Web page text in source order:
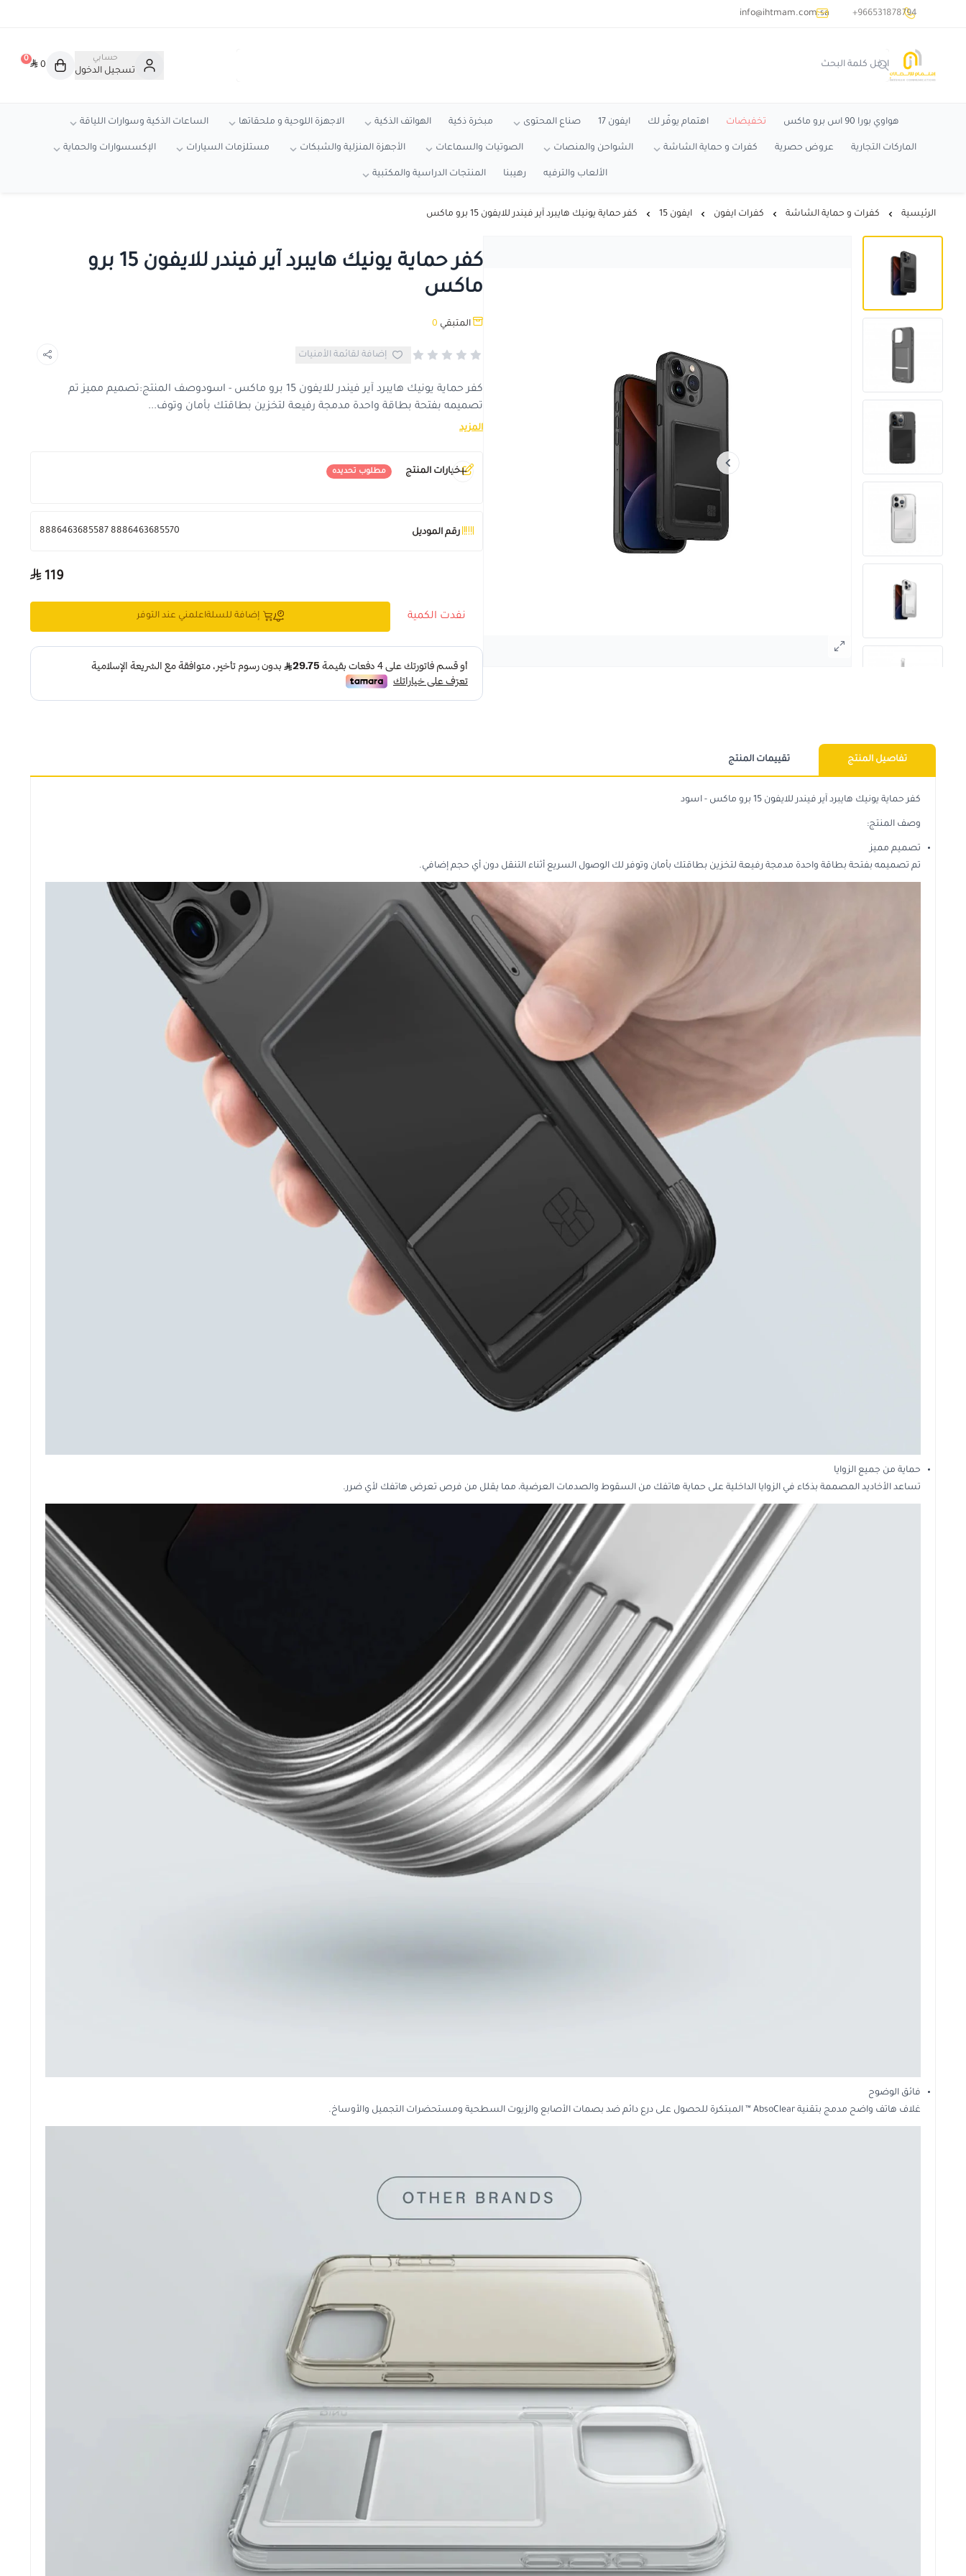
common.titles.skip_to_main_content
+966531878794
info@ihtmam.com.sa
اهتمام
حسابي
تسجيل الدخول
0
0
هواوي بورا 90 اس برو ماكس تخفيضات اهتمام يوفّر لك ايفون 17 صناع المحتوى مبخرة ذكية الهواتف الذكية الاجهزة اللوحية و ملحقاتها الساعات الذكية وسوارات اللياقة
الماركات التجارية عروض حصرية كفرات و حماية الشاشة الشواحن والمنصات الصوتيات والسماعات الأجهزة المنزلية والشبكات مستلزمات السيارات الإكسسوارات والحماية
الألعاب والترفيه رهيبنا المنتجات الدراسية والمكتبية
الرئيسية كفرات و حماية الشاشة كفرات ايفون ايفون 15 كفر حماية يونيك هايبرد آير فيندر للايفون 15 برو ماكس
كفر حماية يونيك هايبرد آير فيندر للايفون 15 برو
ماكس
المتبقي 0
إضافة لقائمة الأمنيات
كفر حماية يونيك هايبرد آير فيندر للايفون 15 برو ماكس - اسودوصف المنتج:تصميم مميز تم
تصميمه بفتحة بطاقة واحدة مدمجة رفيعة لتخزين بطاقتك بأمان وتوف...
المزيد
خيارات المنتج مطلوب تحديده
رقم الموديل 8886463685570 8886463685587
119
نفدت الكمية إضافة للسلةاعلمني عند التوفر
تفاصيل المنتج تقييمات المنتج
كفر حماية يونيك هايبرد آير فيندر للايفون 15 برو ماكس - اسود
وصف المنتج:
تصميم مميز
تم تصميمه بفتحة بطاقة واحدة مدمجة رفيعة لتخزين بطاقتك بأمان وتوفر لك الوصول السريع أثناء التنقل دون أي حجم إضافي.
حماية من جميع الزوايا
تساعد الأخاديد المصممة بذكاء في الزوايا الداخلية على حماية هاتفك من السقوط والصدمات العرضية، مما يقلل من فرص تعرض هاتفك لأي ضرر.
فائق الوضوح
غلاف هاتف واضح مدمج بتقنية AbsoClear ™ المبتكرة للحصول على درع دائم ضد بصمات الأصابع والزيوت السطحية ومستحضرات التجميل والأوساخ.